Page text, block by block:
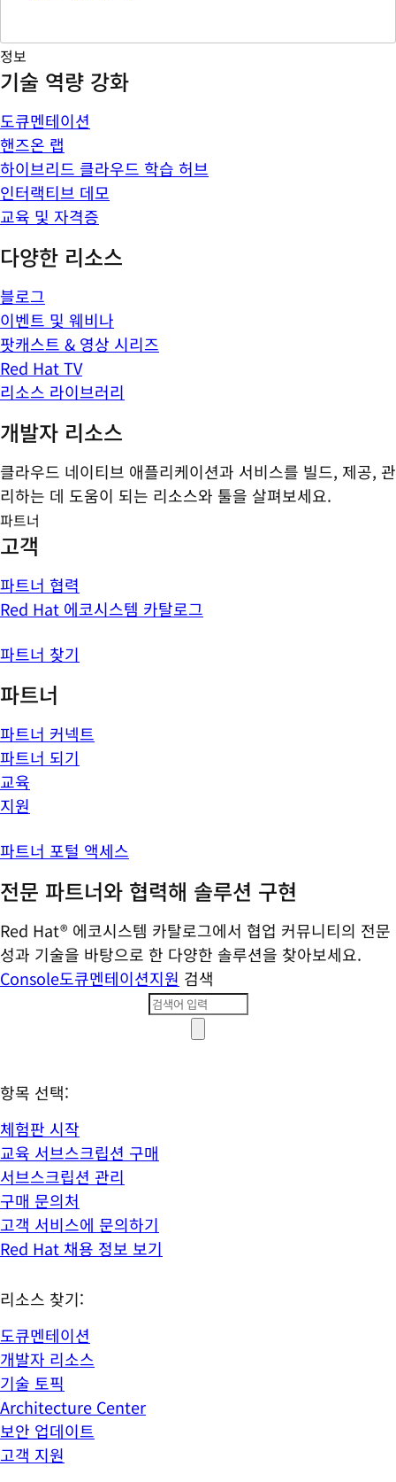
정보
기술 역량 강화
도큐멘테이션
핸즈온 랩
하이브리드 클라우드 학습 허브
인터랙티브 데모
교육 및 자격증
다양한 리소스
블로그
이벤트 및 웨비나
팟캐스트 & 영상 시리즈
Red Hat TV
리소스 라이브러리
개발자 리소스
클라우드 네이티브 애플리케이션과 서비스를 빌드, 제공, 관
리하는 데 도움이 되는 리소스와 툴을 살펴보세요.
파트너
고객
파트너 협력
Red Hat 에코시스템 카탈로그
파트너 찾기
파트너
파트너 커넥트
파트너 되기
교육
지원
파트너 포털 액세스
전문 파트너와 협력해 솔루션 구현
Red Hat® 에코시스템 카탈로그에서 협업 커뮤니티의 전문
성과 기술을 바탕으로 한 다양한 솔루션을 찾아보세요.
Console도큐멘테이션지원 검색
항목 선택:
체험판 시작
교육 서브스크립션 구매
서브스크립션 관리
구매 문의처
고객 서비스에 문의하기
Red Hat 채용 정보 보기
리소스 찾기:
도큐멘테이션
개발자 리소스
기술 토픽
Architecture Center
보안 업데이트
고객 지원